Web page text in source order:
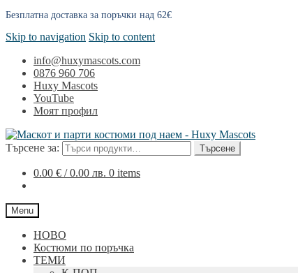
Безплатна доставка за поръчки над 62€
Skip to navigation Skip to content
info@huxymascots.com
0876 960 706
Huxy Mascots
YouTube
Моят профил
Търсене за: Търсене
0.00 € / 0.00 лв. 0 items
Menu
НОВО
Костюми по поръчка
ТЕМИ